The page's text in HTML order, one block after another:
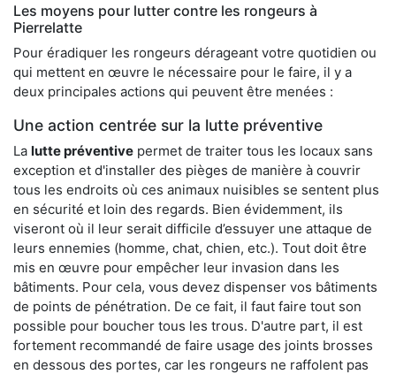
Les moyens pour lutter contre les rongeurs à
Pierrelatte
Pour éradiquer les rongeurs dérageant votre quotidien ou
qui mettent en œuvre le nécessaire pour le faire, il y a
deux principales actions qui peuvent être menées :
Une action centrée sur la lutte préventive
La lutte préventive permet de traiter tous les locaux sans
exception et d'installer des pièges de manière à couvrir
tous les endroits où ces animaux nuisibles se sentent plus
en sécurité et loin des regards. Bien évidemment, ils
viseront où il leur serait difficile d’essuyer une attaque de
leurs ennemies (homme, chat, chien, etc.). Tout doit être
mis en œuvre pour empêcher leur invasion dans les
bâtiments. Pour cela, vous devez dispenser vos bâtiments
de points de pénétration. De ce fait, il faut faire tout son
possible pour boucher tous les trous. D'autre part, il est
fortement recommandé de faire usage des joints brosses
en dessous des portes, car les rongeurs ne raffolent pas